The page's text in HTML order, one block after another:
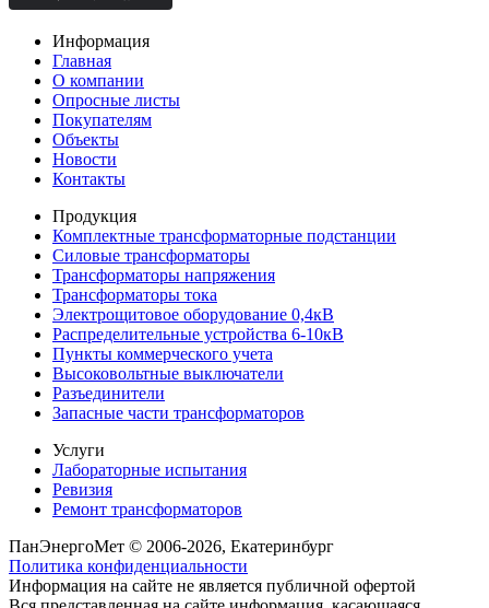
Информация
Главная
О компании
Опросные листы
Покупателям
Объекты
Новости
Контакты
Продукция
Комплектные трансформаторные подстанции
Силовые трансформаторы
Трансформаторы напряжения
Трансформаторы тока
Электрощитовое оборудование 0,4кВ
Распределительные устройства 6-10кВ
Пункты коммерческого учета
Высоковольтные выключатели
Разъединители
Запасные части трансформаторов
Услуги
Лабораторные испытания
Ревизия
Ремонт трансформаторов
ПанЭнергоМет © 2006-2026, Екатеринбург
Политика конфиденциальности
Информация на сайте не является публичной офертой